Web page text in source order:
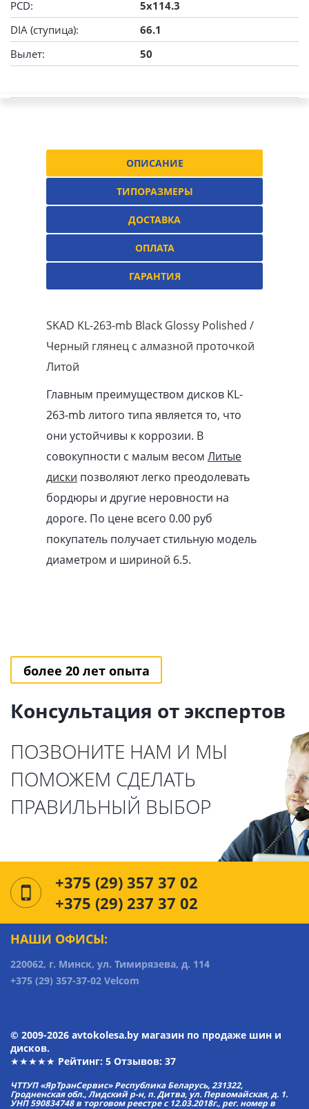
PCD:
5x114.3
DIA (ступица):
66.1
Вылет:
50
ОПИСАНИЕ
ТИПОРАЗМЕРЫ
ДОСТАВКА
ОПЛАТА
ГАРАНТИЯ
SKAD KL-263-mb Black Glossy Polished /
Черный глянец с алмазной проточкой
Литой
Главным преимуществом дисков KL-
263-mb литого типа является то, что
они устойчивы к коррозии. В
совокупности с малым весом Литые
диски позволяют легко преодолевать
бордюры и другие неровности на
дороге. По цене всего 0.00 pуб
покупатель получает стильную модель
диаметром и шириной 6.5.
более 20 лет опыта
Консультация от экспертов
ПОЗВОНИТЕ НАМ И МЫ
ПОМОЖЕМ СДЕЛАТЬ
ПРАВИЛЬНЫЙ ВЫБОР
+375 (29) 357 37 02
+375 (29) 237 37 02
НАШИ ОФИСЫ:
220062, г. Минск, ул. Тимирязева, д. 114
+375 (29) 357-37-02 Velcom
© 2009-2026 avtokolesa.by магазин по продаже шин и
дисков.
★★★★★ Рейтинг: 5 Отзывов: 37
ЧТТУП «ЯрТранСервис» Республика Беларусь, 231322,
Гродненская обл., Лидский р-н, п. Дитва, ул. Первомайская, д. 1.
УНП 590834748 в торговом реестре с 12.03.2018г., рег. номер в